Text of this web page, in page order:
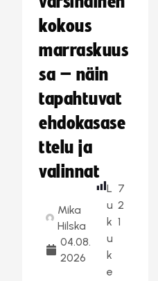
kokous
marraskuus
sa – näin
tapahtuvat
ehdokasase
ttelu ja
valinnat
Mika
Hilska
04.08.
2026
L
u
k
u
k
e
7
2
1